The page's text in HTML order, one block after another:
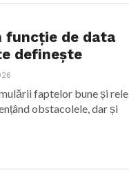
funcție de data
definește
faptelor bune și rele
obstacolele, dar și